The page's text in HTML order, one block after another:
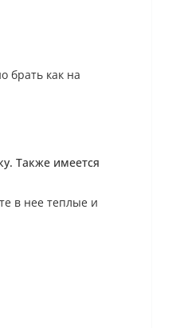
брать как на
Также имеется
в нее теплые и